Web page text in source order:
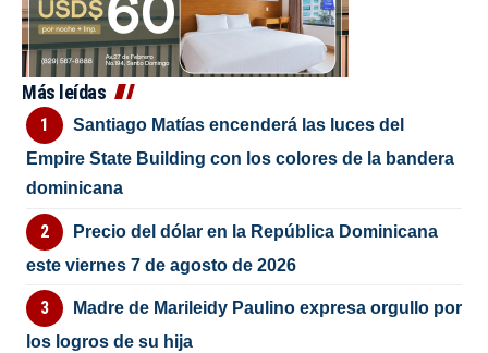
Más leídas
Santiago Matías encenderá las luces del
Empire State Building con los colores de la bandera
dominicana
Precio del dólar en la República Dominicana
este viernes 7 de agosto de 2026
Madre de Marileidy Paulino expresa orgullo por
los logros de su hija